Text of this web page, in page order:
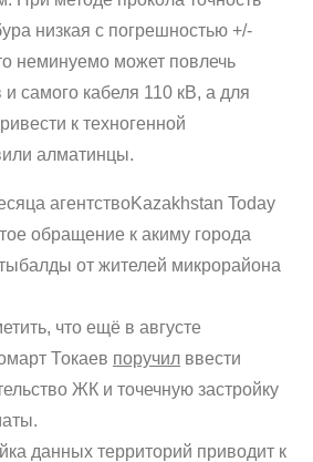
низкая с погрешностью +/-
неминуемо может повлечь
самого кабеля 110 кВ, а для
к техногенной
алматинцы.
агентствоKazakhstan Today
обращение к акиму города
от жителей микрорайона
что ещё в августе
Токаев поручил ввести
ЖК и точечную застройку
данных территорий приводит к